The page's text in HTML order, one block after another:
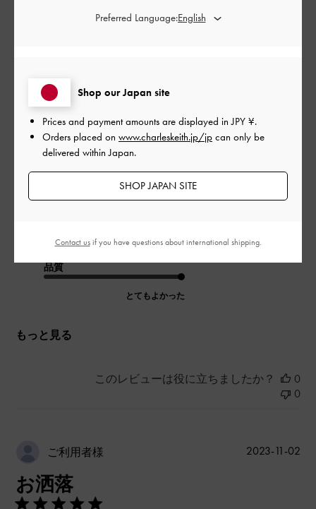
ローファーだけどシンプルすぎず、かつアクセサリーがシルバ
ーのものを探しているときに見つけました。
履いてすぐは靴擦れができましたが3回ぐらい履いているうちに
馴染んできてから靴擦れしなくなりました。カジュアルにもキ
レイめにも使えて万能です
カラー: ブラック系
とてもよかった
品質
とてもよかった
もっと見る
このレビューは役に立ちましたか？
0
0
ご利用者様
お洒落
公
2023-11-02
Shop our Japan site
Prices and payment amounts are displayed inJPY ¥.
Orders placed on www.charleskeith.jp/jp can only be
delivered within Japan.
SHOP JAPAN SITE
Preferred Language:
Contact usif you have questions about international shipping.